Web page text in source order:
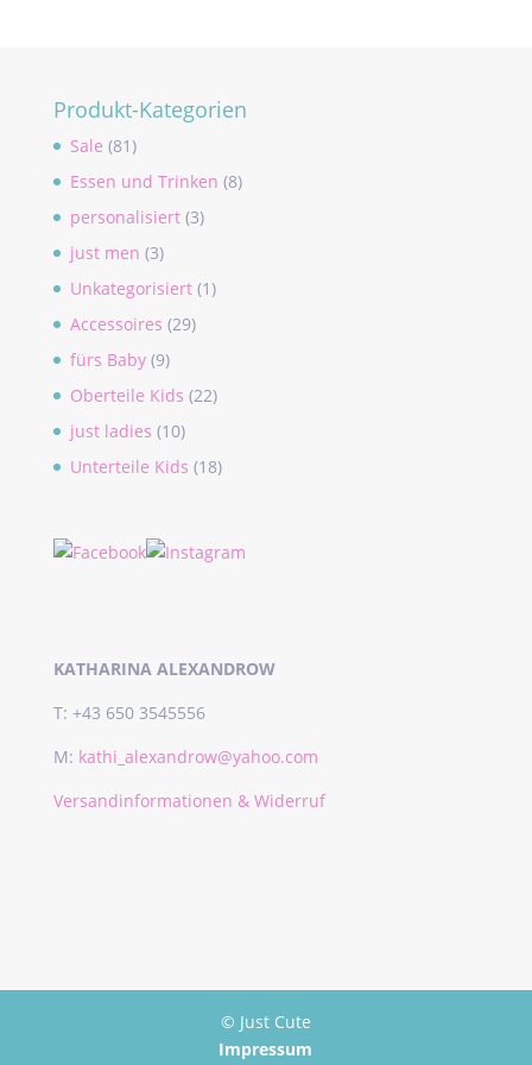
Produkt-Kategorien
Sale (81)
Essen und Trinken (8)
personalisiert (3)
just men (3)
Unkategorisiert (1)
Accessoires (29)
fürs Baby (9)
Oberteile Kids (22)
just ladies (10)
Unterteile Kids (18)
KATHARINA ALEXANDROW
T: +43 650 3545556
M: kathi_alexandrow@yahoo.com
Versandinformationen & Widerruf
© Just Cute
Impressum